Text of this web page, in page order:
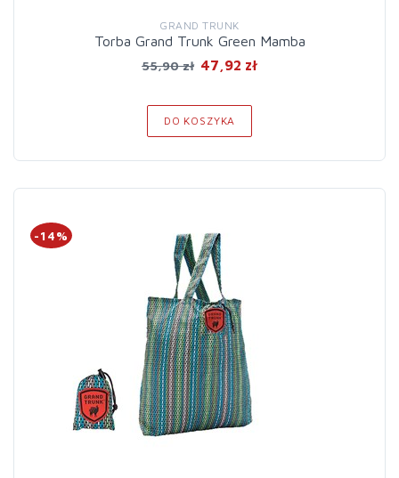
GRAND TRUNK
Torba Grand Trunk Green Mamba
55,90 zł 47,92 zł
DO KOSZYKA
-14%